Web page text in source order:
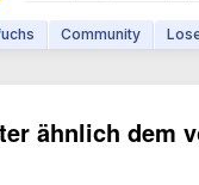
Community
ähnlich dem